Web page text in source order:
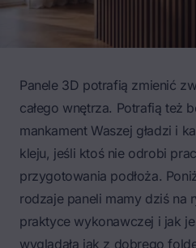
Panele 3D potrafią zmienić
całego wnętrza. Potrafią też
mankament Waszej gładzi i
kleju, jeśli ktoś nie odrobi
przygotowania podłoża.
rodzaje paneli mamy dziś na
praktyce wykonawczej i jak
wyglądała jak z dobrego